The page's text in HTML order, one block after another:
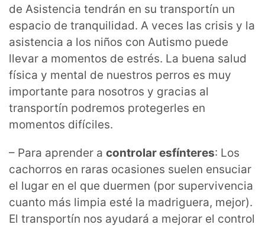
de Asistencia tendrán en su transportín un
espacio de tranquilidad. A veces las crisis y la
asistencia a los niños con Autismo puede
llevar a momentos de estrés. La buena salud
física y mental de nuestros perros es muy
importante para nosotros y gracias al
transportín podremos protegerles en
momentos difíciles.
– Para aprender a controlar esfínteres: Los
cachorros en raras ocasiones suelen ensuciar
el lugar en el que duermen (por supervivencia
cuanto más limpia esté la madriguera, mejor).
El transportín nos ayudará a mejorar el control